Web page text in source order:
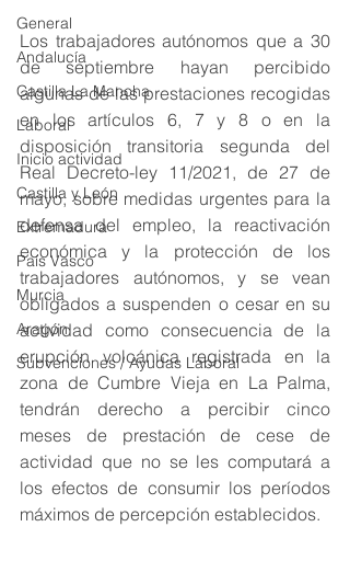
General
Andalucía
Castilla La Mancha
Laboral
Inicio actividad
Castilla y León
Extremadura
País Vasco
Murcia
Aragón
Subvenciones / Ayudas Laboral
Los trabajadores autónomos que a 30
de septiembre hayan percibido
algunas de las prestaciones recogidas
en los artículos 6, 7 y 8 o en la
disposición transitoria segunda del
Real Decreto-ley 11/2021, de 27 de
mayo, sobre medidas urgentes para la
defensa del empleo, la reactivación
económica y la protección de los
trabajadores autónomos, y se vean
obligados a suspenden o cesar en su
actividad como consecuencia de la
erupción volcánica registrada en la
zona de Cumbre Vieja en La Palma,
tendrán derecho a percibir cinco
meses de prestación de cese de
actividad que no se les computará a
los efectos de consumir los períodos
máximos de percepción establecidos.